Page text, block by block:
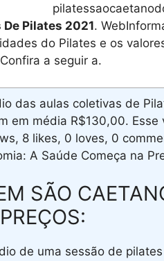
De Pilates 2021.
do Pilates e os
a seguir a.
das aulas coletivas de
em média R$130,00.
8 likes, 0 loves, 0
A Saúde Começa na
SÃO
de uma sessão de